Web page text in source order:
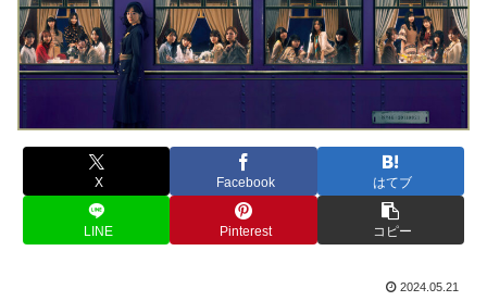
X Facebook はてブ
LINE Pinterest コピー
2024.05.21